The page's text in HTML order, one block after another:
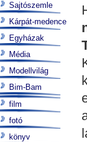
Sajtószemle
Kárpát-medence
Egyházak
Média
Modellvilág
Bim-Bam
film
fotó
könyv